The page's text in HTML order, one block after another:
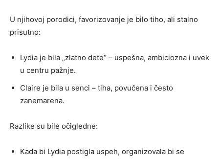
U njihovoj porodici, favorizovanje je bilo tiho, ali stalno
prisutno:
Lydia je bila „zlatno dete“ – uspešna, ambiciozna i uvek
u centru pažnje.
Claire je bila u senci – tiha, povučena i često
zanemarena.
Razlike su bile očigledne:
Kada bi Lydia postigla uspeh, organizovala bi se